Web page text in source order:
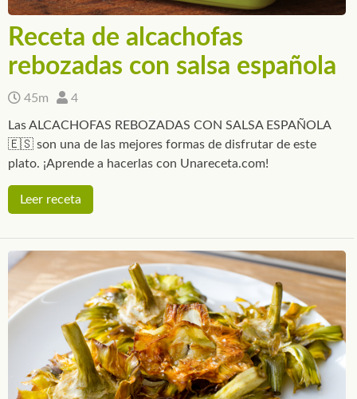
Receta de alcachofas
rebozadas con salsa española
45m 4
Las ALCACHOFAS REBOZADAS CON SALSA ESPAÑOLA
🇪🇸 son una de las mejores formas de disfrutar de este
plato. ¡Aprende a hacerlas con Unareceta.com!
Leer receta